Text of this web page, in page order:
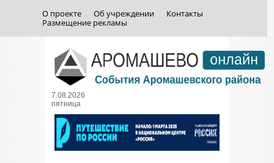
О проекте Об учреждении
Контакты
Размещение рекламы
7.08.2026
пятница